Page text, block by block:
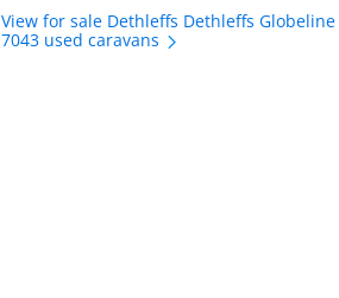
View for sale Dethleffs Dethleffs Globeline
7043 used caravans